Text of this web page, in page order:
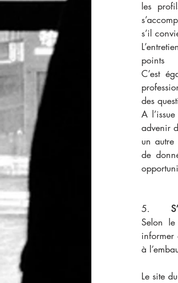
les
s’il
points
C’est
des
A
advenir
un autre
de
5.
Selon
informer
à
Le site